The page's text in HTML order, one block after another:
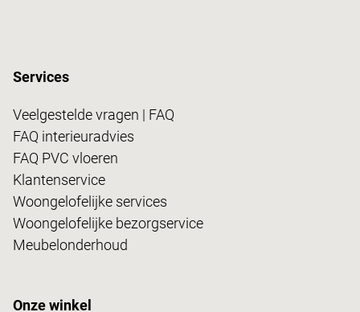
Services
Veelgestelde vragen | FAQ
FAQ interieuradvies
FAQ PVC vloeren
Klantenservice
Woongelofelijke services
Woongelofelijke bezorgservice
Meubelonderhoud
Onze winkel